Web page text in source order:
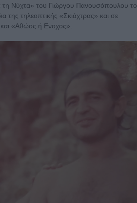
Νύχτα» του Γιώργου Πανουσόπουλου το
της τηλεοπτικής «Σκιάχτρας» και σε
«Αθώος ή Ενοχος».